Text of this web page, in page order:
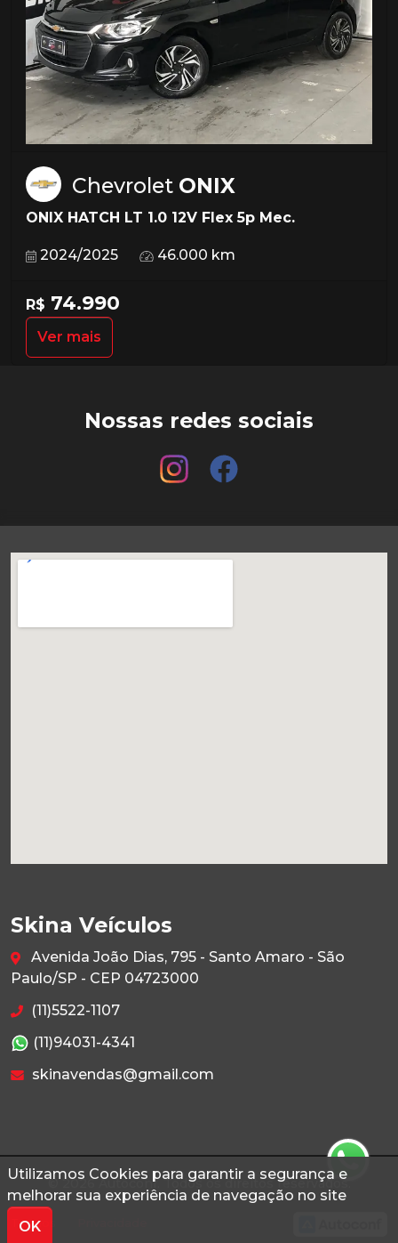
Utilizamos Cookies para garantir a segurança e
melhorar sua experiência de navegação no site
OK
Chevrolet ONIX
ONIX HATCH LT 1.0 12V Flex 5p Mec.
2024/2025 46.000 km
R$ 74.990
Ver mais
Nossas redes sociais
Skina Veículos
Avenida João Dias, 795 - Santo Amaro - São
Paulo/SP - CEP 04723000
(11)5522-1107
(11)94031-4341
skinavendas@gmail.com
© 2026 Autoconf. Todos os direitos reservados.
Termos